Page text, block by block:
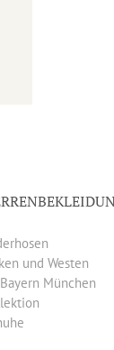
und Westen
München